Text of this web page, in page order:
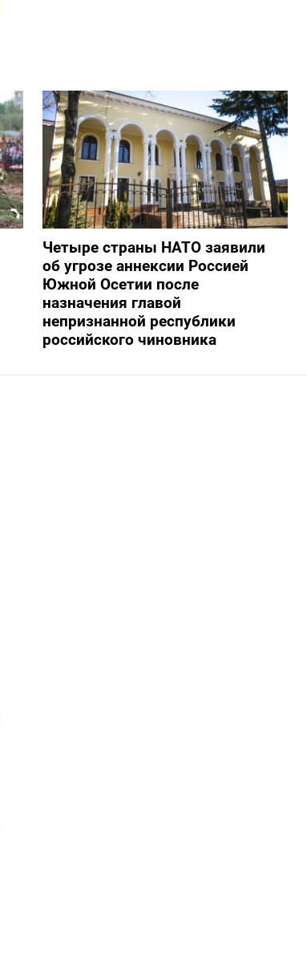
Четыре страны НАТО заявили
об угрозе аннексии Россией
Южной Осетии после
назначения главой
непризнанной республики
российского чиновника